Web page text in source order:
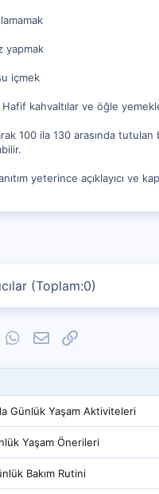
yapmak
içmek
Hafif kahvaltılar ve öğle
100 ila 130 arasında
yeterince açıklayıcı ve
(Toplam:0)
WhatsApp
E-postaLink
Günlük Yaşam Aktiviteleri
Yaşam Önerileri
Bakım Rutini